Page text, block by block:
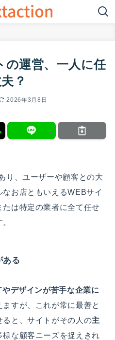
の運営、一人に任
？
2026年3月8日
り、ユーザーや顧客との大
お店ともいえるWEBサイ
たは特定の業者に全て任せ
ある
やデザインが苦手な企業に
ますが、これが常に最善と
と、サイトがその人の主
様な顧客ニーズを捉えきれ